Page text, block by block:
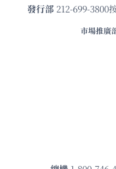
發⾏部 212-699-3800
市場推廣